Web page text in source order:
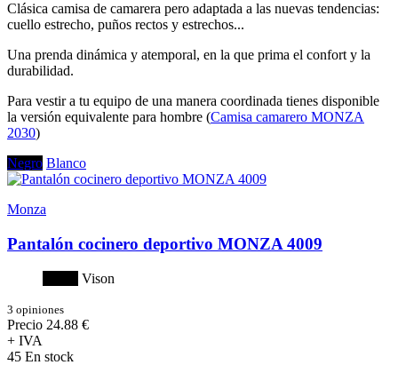
Clásica camisa de camarera pero adaptada a las nuevas tendencias:
cuello estrecho, puños rectos y estrechos...
Una prenda dinámica y atemporal, en la que prima el confort y la
durabilidad.
Para vestir a tu equipo de una manera coordinada tienes disponible
la versión equivalente para hombre (Camisa camarero MONZA
2030)
Negro Blanco
Monza
Pantalón cocinero deportivo MONZA 4009
Vison
3 opiniones
Precio 24.88 €
+ IVA
45 En stock